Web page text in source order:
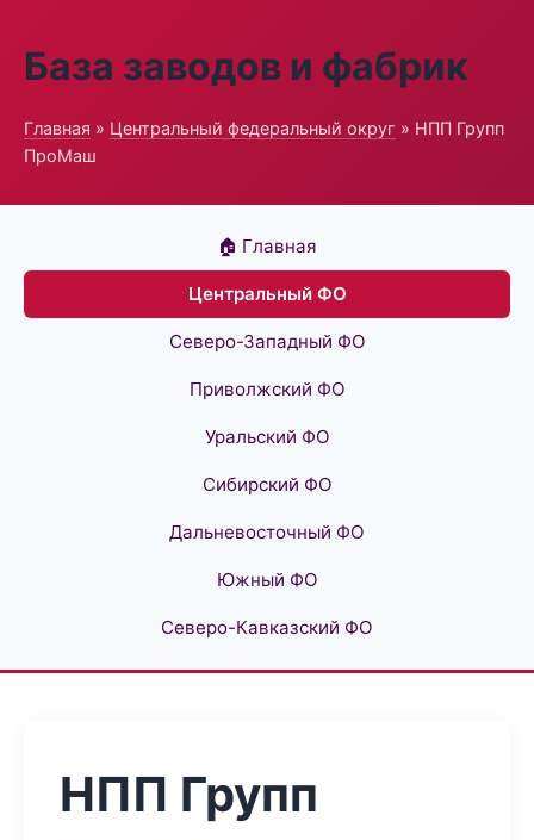
База заводов и фабрик
Главная » Центральный федеральный округ » НПП Групп
ПроМаш
🏠 Главная
Центральный ФО
Северо-Западный ФО
Приволжский ФО
Уральский ФО
Сибирский ФО
Дальневосточный ФО
Южный ФО
Северо-Кавказский ФО
НПП Групп